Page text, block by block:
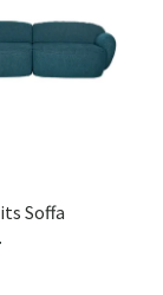
Soffa